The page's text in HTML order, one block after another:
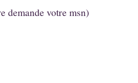
demande votre msn)